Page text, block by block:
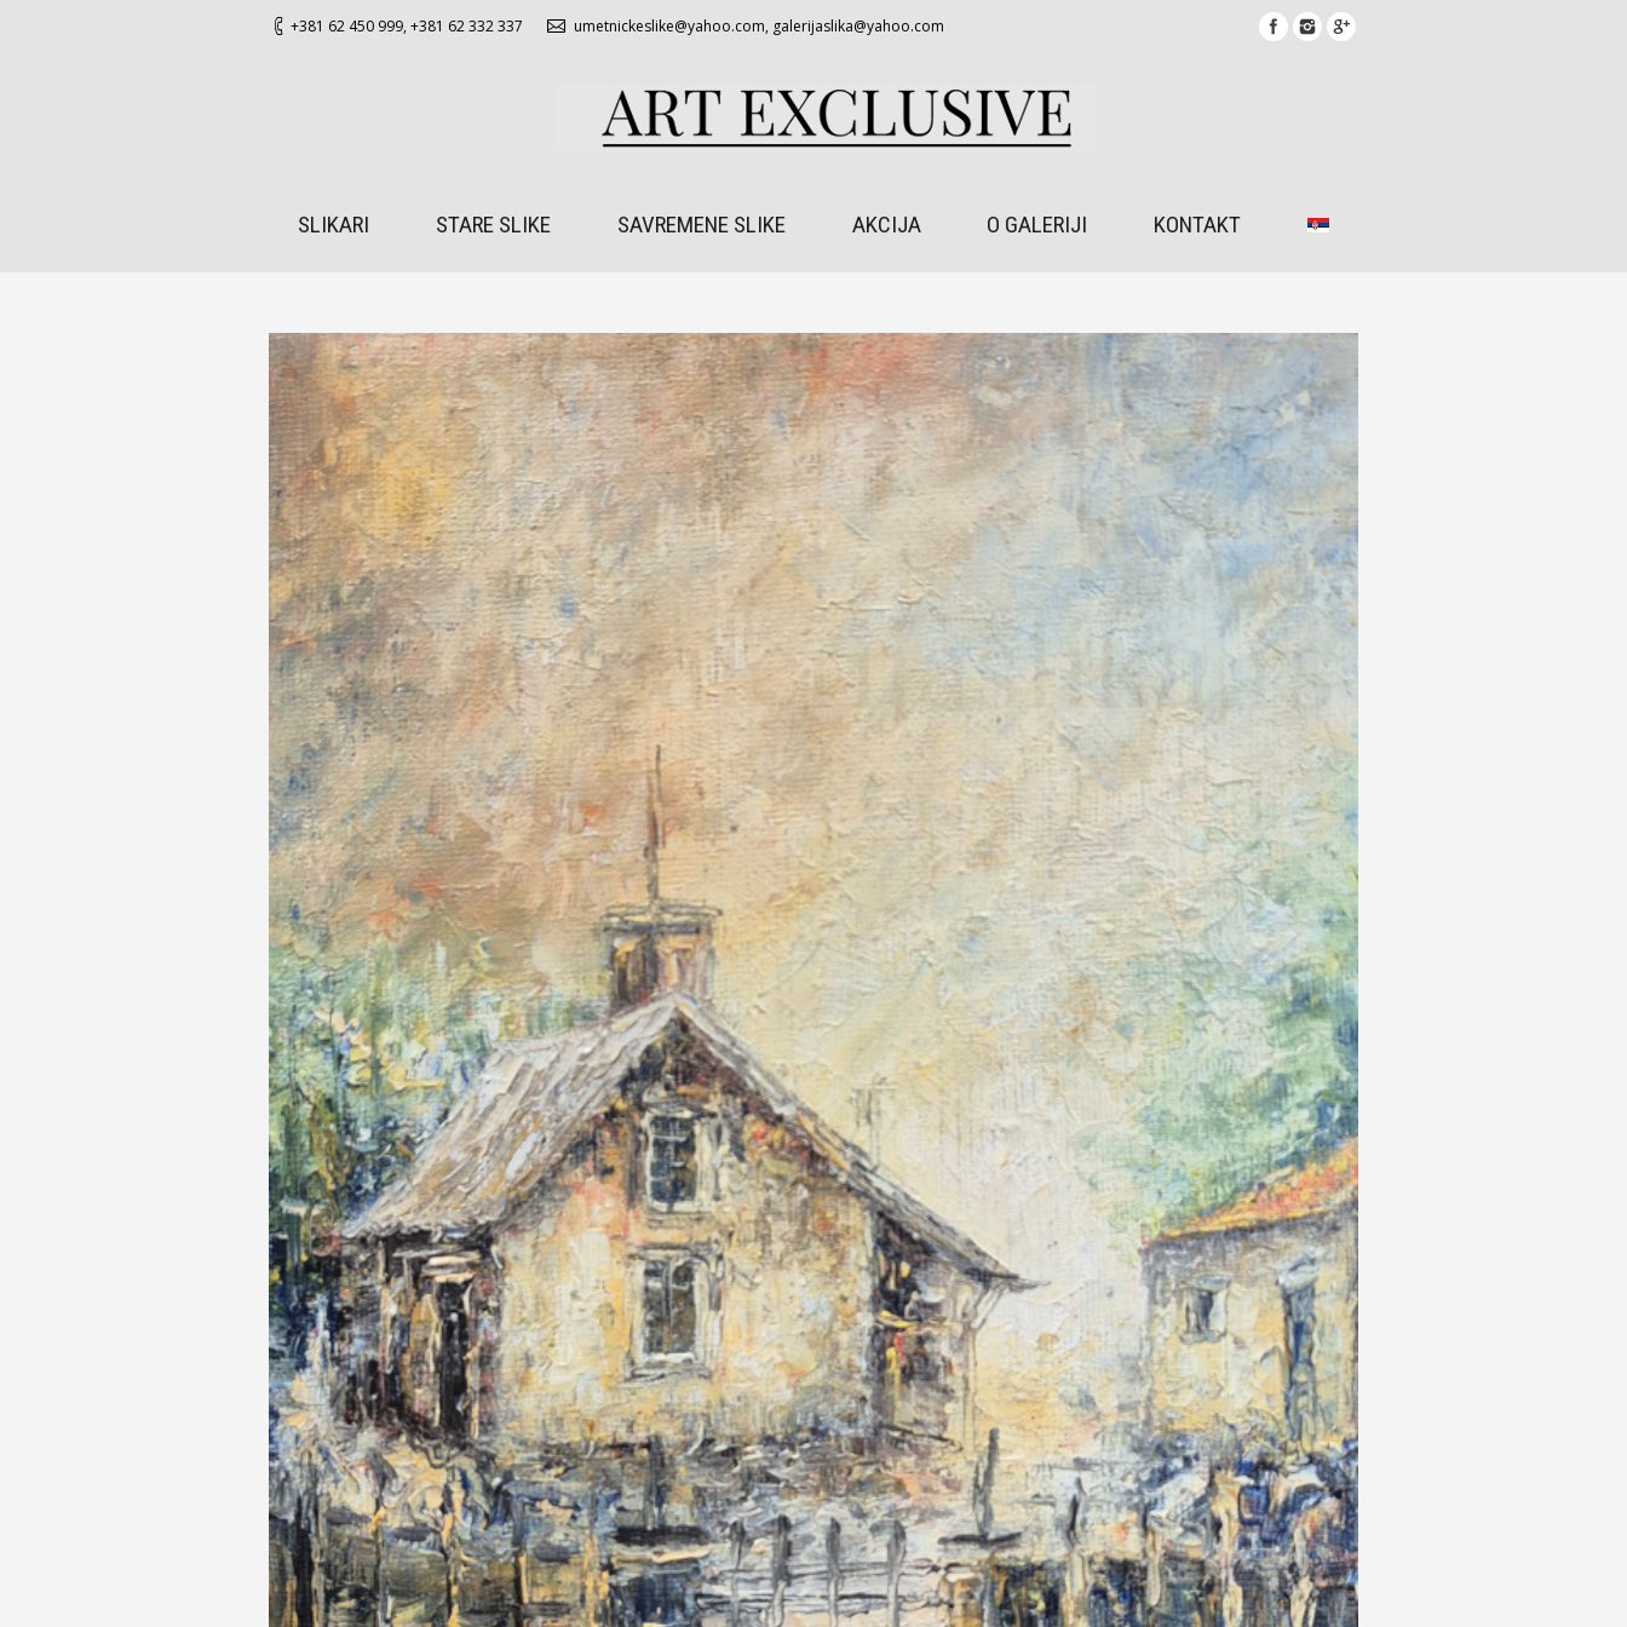
+381 62 450 999,+381 62 332 337 umetnickeslike@yahoo.com, galerijaslika@yahoo.com
SLIKARI STARE SLIKE SAVREMENE SLIKE AKCIJA O GALERIJI KONTAKT